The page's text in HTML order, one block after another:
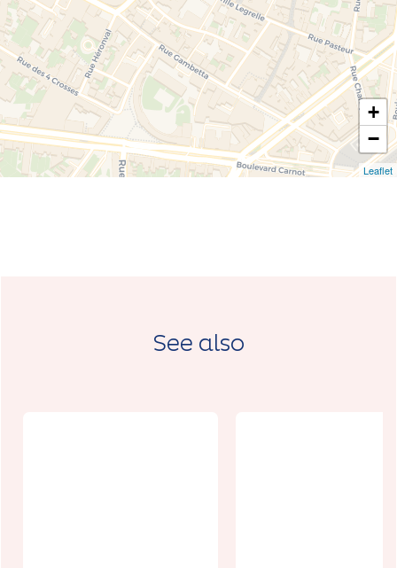
+
−
Leaflet
See also